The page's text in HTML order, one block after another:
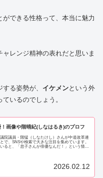
できる性格って、本当に魅力
レンジ精神の表れだと思いま
る姿勢が、 イケメンという外
いるのでしょう。
画像や階晴紀(しなはるき)のプロフ
院議員・階猛（しなたけし）さんが中道改革連
で、SNSや検索で大きな注目を集めています。
ると、「息子さんが俳優なんだ！」という情報
2026.02.12